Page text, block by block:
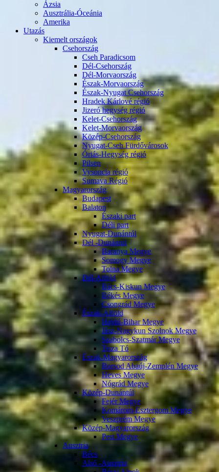
Ázsia
Ausztrália-Óceánia
Amerika
Utazás
Kiemelt országok
Csehország
Cseh Paradicsom
Dél-Csehország
Dél-Morvaország
Észak-Morvaország
Észak-Nyugat Csehország
Hradek Kárlové régió
Jizeró hegység régió
Kelet-Csehország
Kelet-Morvaország
Közép-Csehország
Nyugat-Cseh Fürdővárosok
Óriás-Hegység régió
Pilsen
Vysoncia régió
Sumava Régió
Magyarország
Budapest
Balaton
Északi part
Déli part
Nyugat-Dunántúl
Dél -Dunántúl
Baranya Megye
Somogy Megye
Tolna Megye
Dél-Alföld
Bács-Kiskun Megye
Békés Megye
Csongrád Megye
Észak-Alföld
Hajdú-Bihar Megye
Jász-Nagykun Szolnok Megye
Szabolcs-Szatmár Megye
Tisza Tó
Észak-Magyarország
Borsod Abaúj-Zemplén Megye
Heves Megye
Nógrád Megye
Közép-Dunántúl
Fejér Megye
Komárom-Esztergom Megye
Veszprém Megye
Közép-Magyarország
Pest Megye
Ausztria
Bécs
Alsó -Ausztria